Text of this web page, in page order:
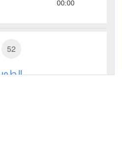
00:00
52
الطور